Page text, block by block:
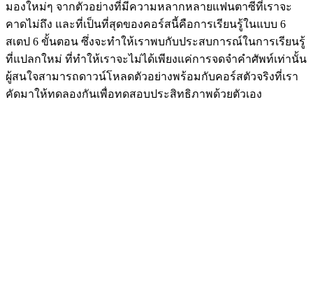
มองใหม่ๆ จากตัวอย่างที่มีความหลากหลายแฟนตาซีที่เราจะ
คาดไม่ถึง และที่เป็นที่สุดของคอร์สนี้คือการเรียนรู้ในแบบ 6
สเตป 6 ขั้นตอน ซึ่งจะทำให้เราพบกับประสบการณ์ในการเรียนรู้
ที่แปลกใหม่ ที่ทำให้เราจะไม่ได้เพียงแค่การจดจำคำศัพท์เท่านั้น
ผู้สนใจสามารถดาวน์โหลดตัวอย่างพร้อมกับคอร์สตัวจริงที่เรา
คัดมาให้ทดลองกันเพื่อทดสอบประสิทธิภาพด้วยตัวเอง